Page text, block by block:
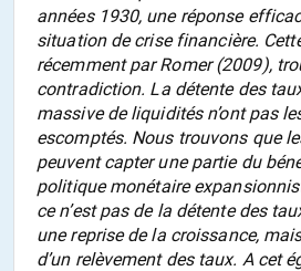
années 1930, une réponse
situation de crise financière.
récemment par Romer (2009),
contradiction. La détente des
massive de liquidités n’ont pas
escomptés. Nous trouvons que
peuvent capter une partie du
politique monétaire
ce n’est pas de la détente des
une reprise de la croissance,
d’un relèvement des taux. A cet